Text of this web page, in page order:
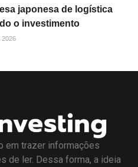
japonesa de logística
o investimento
2026
em trazer informações
de ler. Dessa forma, a ideia